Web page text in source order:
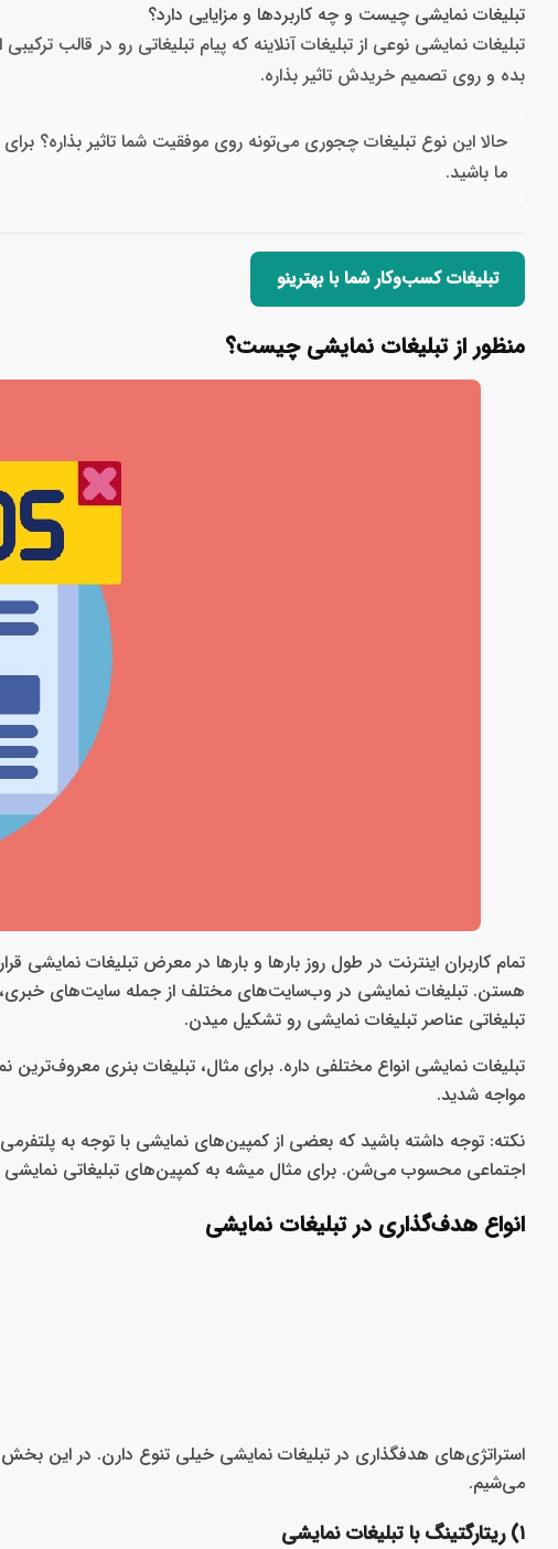
تبلیغات نمایشی چیست و چه کاربردها و مزایایی دارد؟
تبلیغات نمایشی نوعی از تبلیغات آنلاینه که پیام تبلیغاتی رو در قالب
بده و روی تصمیم خریدش تاثیر بذاره.
حالا این نوع تبلیغات چجوری می‌تونه روی موفقیت شما تاثیر بذاره؟
ما باشید.
تبلیغات کسب‌وکار شما با بهترینو
منظور از تبلیغات نمایشی چیست؟
تمام کاربران اینترنت در طول روز بارها و بارها در معرض تبلیغات
هستن. تبلیغات نمایشی در وب‌سایت‌های مختلف از جمله سایت‌های
تبلیغاتی عناصر تبلیغات نمایشی رو تشکیل میدن.
تبلیغات نمایشی انواع مختلفی داره. برای مثال، تبلیغات بنری
مواجه شدید.
نکته: توجه داشته باشید که بعضی از کمپین‌های نمایشی با توجه به
اجتماعی محسوب می‌شن. برای مثال میشه به کمپین‌های تبلیغاتی نمایشی
انواع هدف‌گذاری در تبلیغات نمایشی
استراتژی‌های هدفگذاری در تبلیغات نمایشی خیلی تنوع دارن. در این بخش
می‌شیم.
۱) ریتارگتینگ با تبلیغات نمایشی